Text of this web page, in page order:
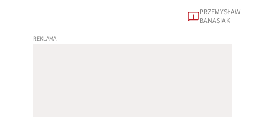
1
PRZEMYSŁAW
BANASIAK